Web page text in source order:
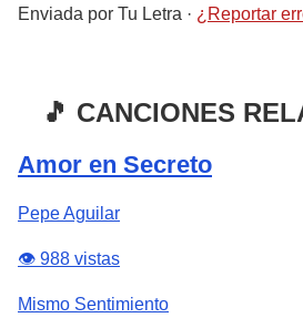
Enviada por Tu Letra · ¿Reportar
🎵 CANCIONES
Amor en Secreto
Pepe Aguilar
👁️ 988 vistas
Mismo Sentimiento